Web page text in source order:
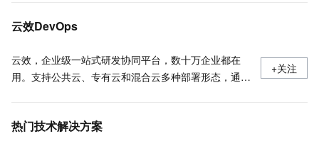
服务接入点
云效DevOps
云效，企业级一站式研发协同平台，数十万企业都在
用。支持公共云、专有云和混合云多种部署形态，通过
织，实现多倍效能提升。
+关注
热门技术解决方案